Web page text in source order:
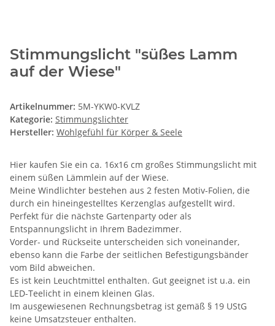
Stimmungslicht "süßes Lamm
auf der Wiese"
Artikelnummer: 5M-YKW0-KVLZ
Kategorie: Stimmungslichter
Hersteller: Wohlgefühl für Körper & Seele
Hier kaufen Sie ein ca. 16x16 cm großes Stimmungslicht mit
einem süßen Lämmlein auf der Wiese.
Meine Windlichter bestehen aus 2 festen Motiv-Folien, die
durch ein hineingestelltes Kerzenglas aufgestellt wird.
Perfekt für die nächste Gartenparty oder als
Entspannungslicht in Ihrem Badezimmer.
Vorder- und Rückseite unterscheiden sich voneinander,
ebenso kann die Farbe der seitlichen Befestigungsbänder
vom Bild abweichen.
Es ist kein Leuchtmittel enthalten. Gut geeignet ist u.a. ein
LED-Teelicht in einem kleinen Glas.
Im ausgewiesenen Rechnungsbetrag ist gemäß § 19 UStG
keine Umsatzsteuer enthalten.